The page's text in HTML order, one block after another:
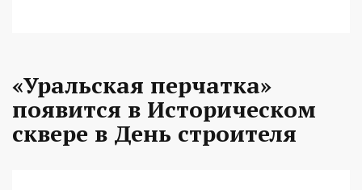
«Уральская перчатка»
появится в Историческом
сквере в День строителя